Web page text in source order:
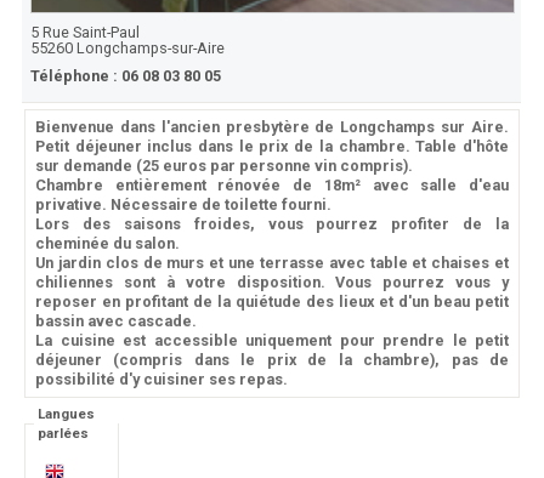
5 Rue Saint-Paul
55260Longchamps-sur-Aire
Téléphone : 06 08 03 80 05
Bienvenue dans l'ancien presbytère de Longchamps sur Aire.
Petit déjeuner inclus dans le prix de la chambre. Table d'hôte
sur demande (25 euros par personne vin compris).
Chambre entièrement rénovée de 18m² avec salle d'eau
privative. Nécessaire de toilette fourni.
Lors des saisons froides, vous pourrez profiter de la
cheminée du salon.
Un jardin clos de murs et une terrasse avec table et chaises et
chiliennes sont à votre disposition. Vous pourrez vous y
reposer en profitant de la quiétude des lieux et d'un beau petit
bassin avec cascade.
La cuisine est accessible uniquement pour prendre le petit
déjeuner (compris dans le prix de la chambre), pas de
possibilité d'y cuisiner ses repas.
Langues
parlées